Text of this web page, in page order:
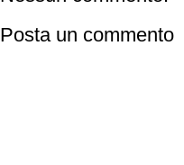
Posta un commento